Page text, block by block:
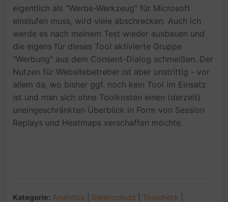
eigentlich als "Werbe-Werkzeug" für Microsoft
einstufen muss, wird viele abschrecken. Auch ich
werde es nach meinem Test wieder ausbauen und
die eigens für dieses Tool aktivierte Gruppe
"Werbung" aus dem Consent-Dialog schmeißen. Der
Nutzen für Websitebetreber ist aber unstrittig - vor
allem da, wo bisher ggf. noch kein Tool im Einsatz
ist und man sich ohne Toolkosten einen (derzeit)
uneingeschränkten Überblick in Form von Session
Replays und Heatmaps verschaffen möchte.
Kategorie: Analytics Datenschutz Toolcheck